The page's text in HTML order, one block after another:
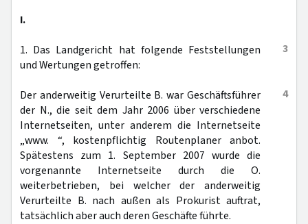
I.
3
1. Das Landgericht hat folgende Feststellungen
und Wertungen getroffen:
4
Der anderweitig Verurteilte B. war Geschäftsführer
der N., die seit dem Jahr 2006 über verschiedene
Internetseiten, unter anderem die Internetseite
„www. “, kostenpflichtig Routenplaner anbot.
Spätestens zum 1. September 2007 wurde die
vorgenannte Internetseite durch die O.
weiterbetrieben, bei welcher der anderweitig
Verurteilte B. nach außen als Prokurist auftrat,
tatsächlich aber auch deren Geschäfte führte.